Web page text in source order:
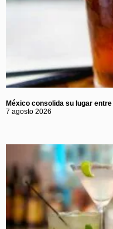
México consolida su lugar
7 agosto 2026